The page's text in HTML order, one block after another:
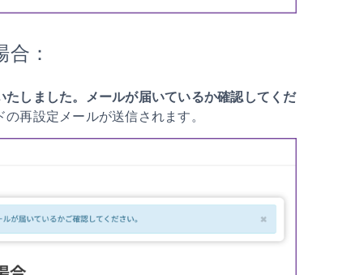
：
たしました。メールが届いているか確認してくだ
再設定メールが送信されます。